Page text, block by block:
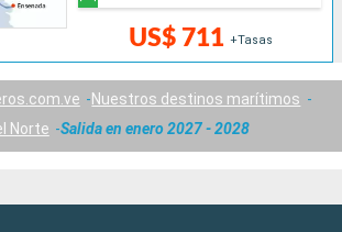
US$ 711 +Tasas
Nuestros destinos marítimos
Norte
Salida en enero 2027 - 2028